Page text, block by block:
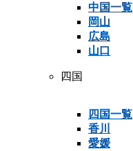
中国一覧
岡山
広島
山口
四国
四国一覧
香川
愛媛